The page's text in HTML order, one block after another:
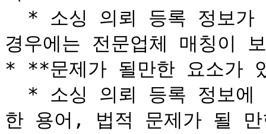
경우에는 전문업체 매칭이
* **문제가 될만한 요소가
한 용어, 법적 문제가 될